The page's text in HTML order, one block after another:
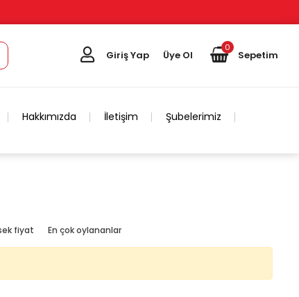
Giriş Yap Üye Ol
0
Sepetim
Hakkımızda İletişim Şubelerimiz
fiyat En çok oylananlar